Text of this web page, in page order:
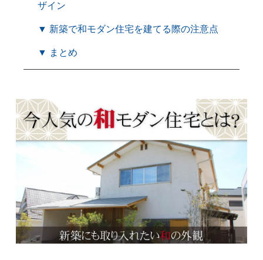
ザイン
▼ 新築で和モダン住宅を建てる際の注意点
▼ まとめ